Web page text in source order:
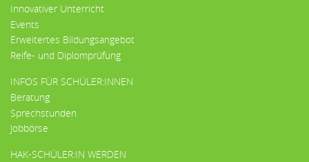
Innovativer Unterricht
Events
Erweitertes Bildungsangebot
Reife- und Diplomprüfung
INFOS FÜR SCHÜLER:INNEN
Beratung
Sprechstunden
Jobbörse
HAK-SCHÜLER:IN WERDEN